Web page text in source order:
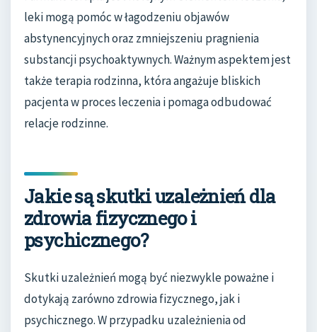
leki mogą pomóc w łagodzeniu objawów
abstynencyjnych oraz zmniejszeniu pragnienia
substancji psychoaktywnych. Ważnym aspektem jest
także terapia rodzinna, która angażuje bliskich
pacjenta w proces leczenia i pomaga odbudować
relacje rodzinne.
Jakie są skutki uzależnień dla
zdrowia fizycznego i
psychicznego?
Skutki uzależnień mogą być niezwykle poważne i
dotykają zarówno zdrowia fizycznego, jak i
psychicznego. W przypadku uzależnienia od